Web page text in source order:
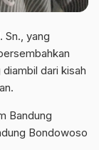
Sn., yang
dari kisah
Bandung
Bondowoso